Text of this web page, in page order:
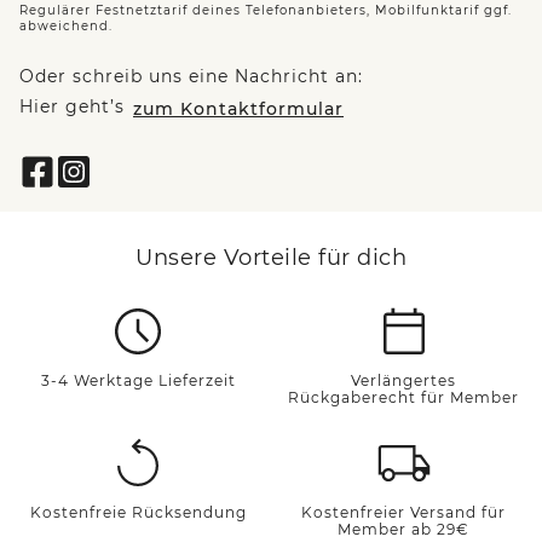
Regulärer Festnetztarif deines Telefonanbieters, Mobilfunktarif ggf.
abweichend.
Oder schreib uns eine Nachricht an:
Hier geht’s zum Kontaktformular
Unsere Vorteile für dich
3-4 Werktage Lieferzeit
Verlängertes
Rückgaberecht für Member
Kostenfreie Rücksendung
Kostenfreier Versand für
Member ab 29€